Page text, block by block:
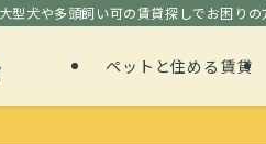
型犬や多頭飼い可の賃貸探しでお困りの
ペットと住める賃貸